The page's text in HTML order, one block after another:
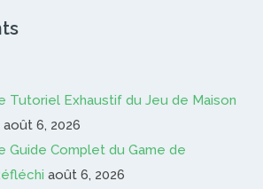
Tutoriel Exhaustif du Jeu de Maison
août 6, 2026
Guide Complet du Game de
août 6, 2026